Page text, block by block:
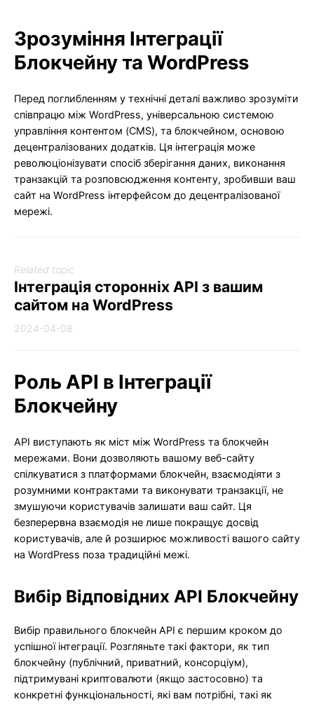
Зрозуміння Інтеграції
Блокчейну та WordPress
Перед поглибленням у технічні деталі важливо зрозуміти
співпрацю між WordPress, універсальною системою
управління контентом (CMS), та блокчейном, основою
децентралізованих додатків. Ця інтеграція може
революціонізувати спосіб зберігання даних, виконання
транзакцій та розповсюдження контенту, зробивши ваш
сайт на WordPress інтерфейсом до децентралізованої
мережі.
Related topic
Інтеграція сторонніх API з вашим
сайтом на WordPress
2024-04-08
Роль API в Інтеграції
Блокчейну
API виступають як міст між WordPress та блокчейн
мережами. Вони дозволяють вашому веб-сайту
спілкуватися з платформами блокчейн, взаємодіяти з
розумними контрактами та виконувати транзакції, не
змушуючи користувачів залишати ваш сайт. Ця
безперервна взаємодія не лише покращує досвід
користувачів, але й розширює можливості вашого сайту
на WordPress поза традиційні межі.
Вибір Відповідних API Блокчейну
Вибір правильного блокчейн API є першим кроком до
успішної інтеграції. Розгляньте такі фактори, як тип
блокчейну (публічний, приватний, консорціум),
підтримувані криптовалюти (якщо застосовно) та
конкретні функціональності, які вам потрібні, такі як